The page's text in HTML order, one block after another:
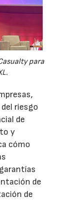
para
riesgo
de
y
cómo
de
de